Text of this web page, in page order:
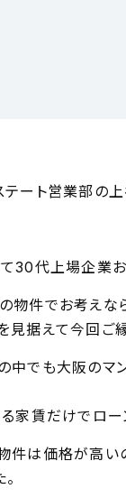
テート営業部の上
30代上場企業お
物件でお考えな
見据えて今回ご
中でも大阪のマ
る家賃だけでロ
件は価格が高い